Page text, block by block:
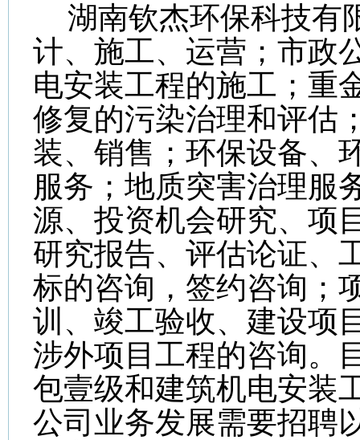
湖南钦杰环保科技有
计、施工、运营；市政
电安装工程的施工；重
修复的污染治理和评估
装、销售；环保设备、
服务；地质突害治理服
源、投资机会研究、项
研究报告、评估论证、
标的咨询，签约咨询；
训、竣工验收、建设项
涉外项目工程的咨询。
包壹级和建筑机电安装
公司业务发展需要招聘